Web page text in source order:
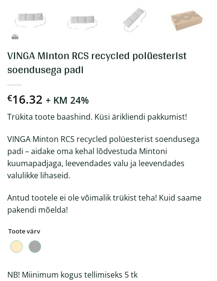
VINGA Minton RCS recycled polüesterist
soendusega padi
€16.32 + KM 24%
Trükita toote baashind. Küsi ärikliendi pakkumist!
VINGA Minton RCS recycled polüesterist soendusega
padi – aidake oma kehal lõdvestuda Mintoni
kuumapadjaga, leevendades valu ja leevendades
valulikke lihaseid.
Antud tootele ei ole võimalik trükist teha! Kuid saame
pakendi mõelda!
Toote värv
NB! Miinimum kogus tellimiseks 5 tk